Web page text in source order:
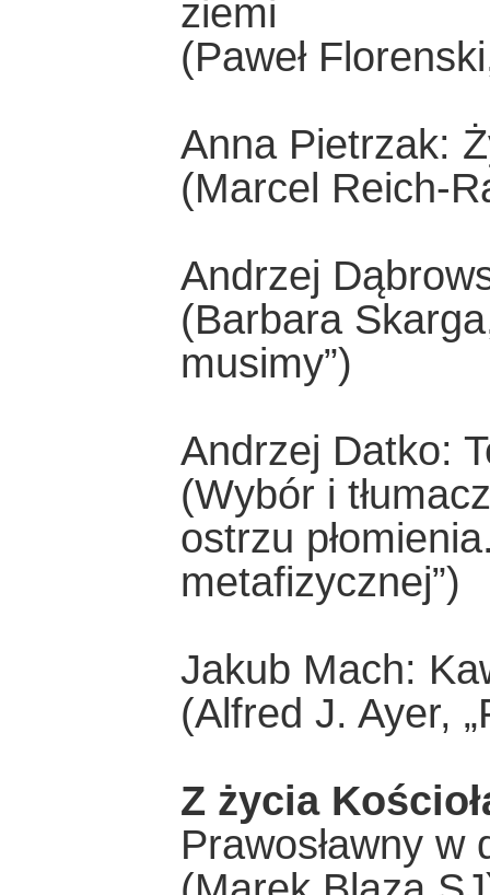
ziemi
(Paweł
Anna Pietrzak:
(Marcel Reich-
Andrzej
(Barbara
musimy”)
Andrzej Datko:
(Wybór i
ostrzu
metafizycznej”)
Jakub Mach:
(Alfred J. Ayer,
Z życia
Prawosławny w